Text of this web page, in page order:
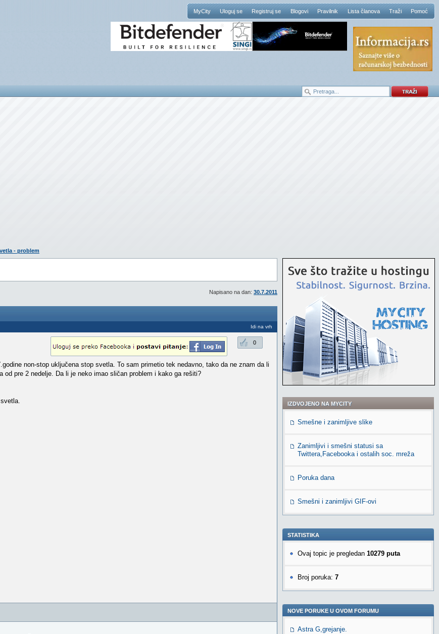
MyCity Uloguj se Registruj se Blogovi Pravilnik Lista članova Traži Pomoć
- problem
Napisano na dan: 30.7.2011
Idi na vrh
0
non-stop uključena stop svetla. To sam primetio tek nedavno, tako da ne znam da li
od pre 2 nedelje. Da li je neko imao sličan problem i kako ga rešiti?
IZDVOJENO NA MYCITY
Smešne i zanimljive slike
Zanimljivi i smešni statusi sa
Twittera,Facebooka i ostalih soc. mreža
Poruka dana
Smešni i zanimljivi GIF-ovi
STATISTIKA
Ovaj topic je pregledan 10279 puta
Broj poruka: 7
NOVE PORUKE U OVOM FORUMU
Astra G,grejanje.